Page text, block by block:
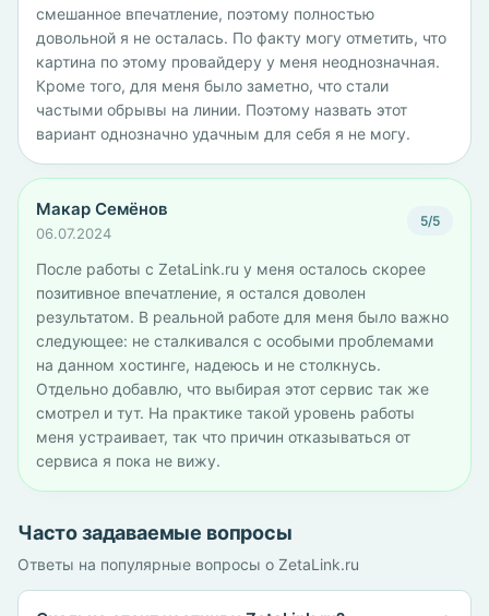
смешанное впечатление, поэтому полностью
довольной я не осталась. По факту могу отметить, что
картина по этому провайдеру у меня неоднозначная.
Кроме того, для меня было заметно, что стали
частыми обрывы на линии. Поэтому назвать этот
вариант однозначно удачным для себя я не могу.
Макар Семёнов
06.07.2024
5/5
После работы с ZetaLink.ru у меня осталось скорее
позитивное впечатление, я остался доволен
результатом. В реальной работе для меня было важно
следующее: не сталкивался с особыми проблемами
на данном хостинге, надеюсь и не столкнусь.
Отдельно добавлю, что выбирая этот сервис так же
смотрел и тут. На практике такой уровень работы
меня устраивает, так что причин отказываться от
сервиса я пока не вижу.
Часто задаваемые вопросы
Ответы на популярные вопросы о ZetaLink.ru